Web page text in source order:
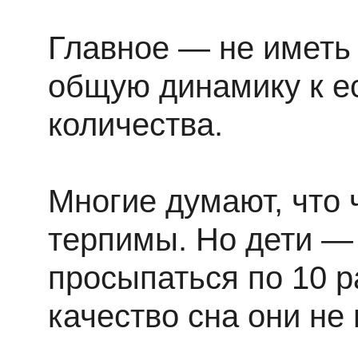
Главное — не иметь
общую динамику к
количества.
Многие думают, что
терпимы. Но дети
просыпаться по 10
качество сна они не